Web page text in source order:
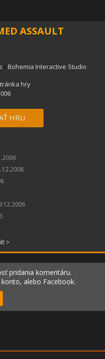
ASSAULT
/ Bohemia Interactive Studio
hry
HRU
>
pridania komentáru.
alebo Facebook.